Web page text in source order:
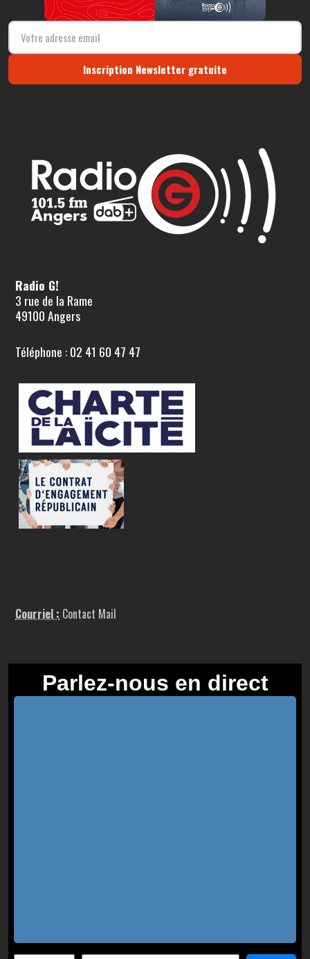
Inscription Newsletter gratuite
Radio G!
3 rue de la Rame
49100 Angers
Téléphone : 02 41 60 47 47
Courriel : Contact Mail